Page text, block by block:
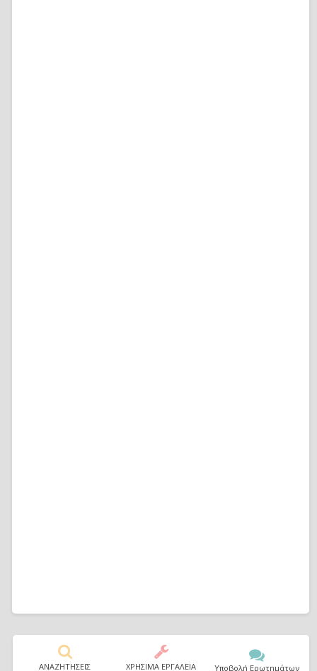
ΑΝΑΖΗΤΗΣΕΙΣ ΧΡΗΣΙΜΑ ΕΡΓΑΛΕΙΑ Υποβολή Ερωτημάτων